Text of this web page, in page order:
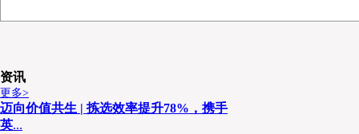
资讯
更多>
迈向价值共生 | 拣选效率提升78%，携手
英...